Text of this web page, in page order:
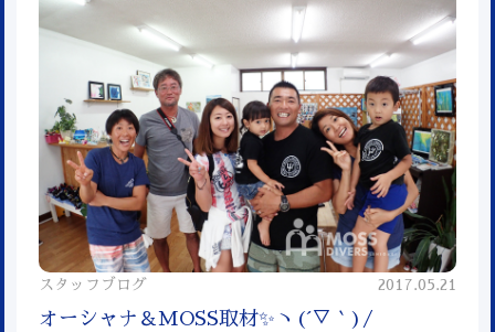
スタッフブログ 2017.05.21
オーシャナ＆MOSS取材✨ヽ(´▽｀)/